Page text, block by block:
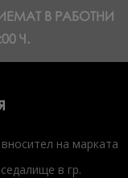
В РАБОТНИ
Ч.
на марката
в гр.